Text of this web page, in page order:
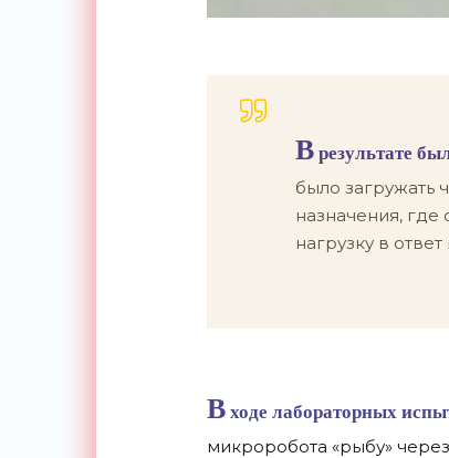
Врезультате
было загружать
назначения,
нагрузку в
Входе лабораторных
микроробота «рыбу»